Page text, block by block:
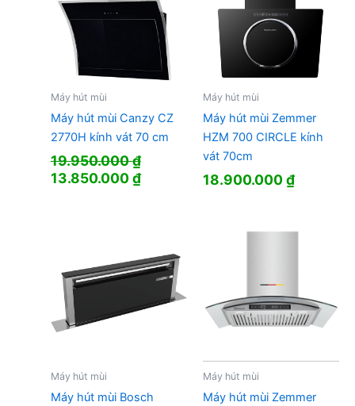
Máy hút mùi
Máy hút mùi Canzy CZ
2770H kính vát 70 cm
19.950.000₫
Giá
13.850.000₫Giá
Máy hút mùi
Máy hút mùi Zemmer
HZM 700 CIRCLE kính
vát 70cm
18.900.000₫
Máy hút mùi
Máy hút mùi Bosch
Máy hút mùi
Máy hút mùi Zemmer